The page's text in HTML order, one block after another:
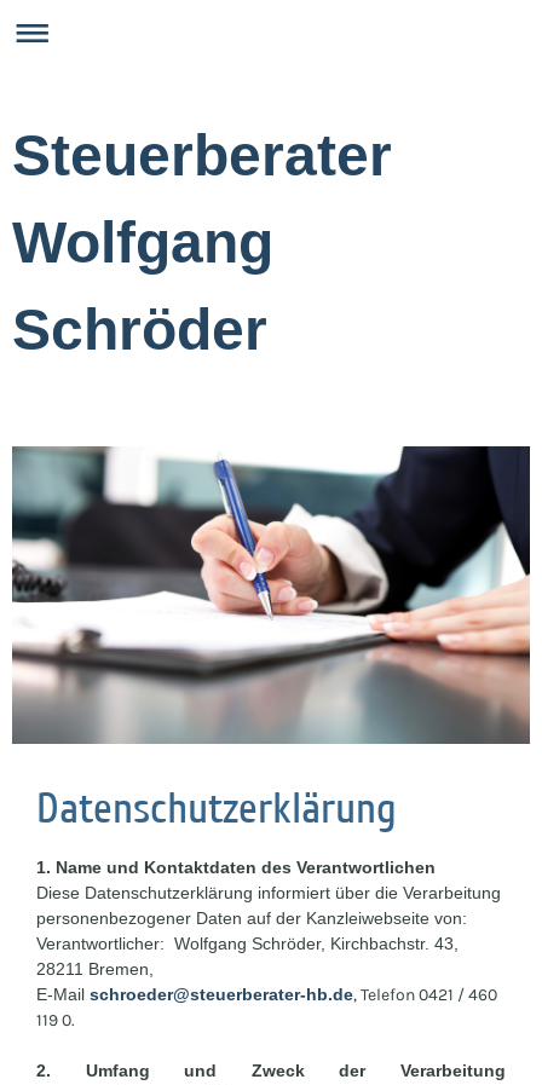
Steuerberater
Wolfgang
Schröder
Datenschutzerklärung
1. Name und Kontaktdaten des Verantwortlichen
Diese Datenschutzerklärung informiert über die Verarbeitung
personenbezogener Daten auf der Kanzleiwebseite von:
Verantwortlicher: Wolfgang Schröder, Kirchbachstr. 43,
28211 Bremen,
E-Mail schroeder@steuerberater-hb.de, Telefon 0421 / 460
119 0.
2. Umfang und Zweck der Verarbeitung